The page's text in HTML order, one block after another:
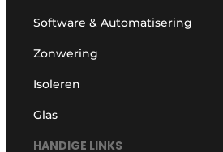
Software & Automatisering
Zonwering
Isoleren
Glas
HANDIGE LINKS